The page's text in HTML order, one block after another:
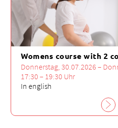
Womens course with 2
Donnerstag, 30.07.2026 –
17:30 – 19:30 Uhr
In english